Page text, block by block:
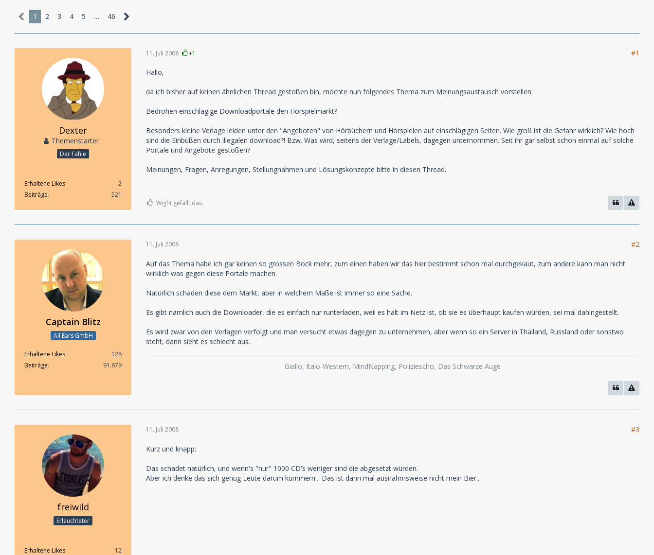
1 2 3 4 5 … 46
Dexter
Themenstarter
Der Fahle
Erhaltene Likes
2
Beiträge
521
11. Juli 2008 +1 #1
Hallo,
da ich bisher auf keinen ähnlichen Thread gestoßen bin, möchte nun folgendes Thema zum Meinungsaustausch vorstellen:
Bedrohen einschlägige Downloadportale den Hörspielmarkt?
Besonders kleine Verlage leiden unter den "Angeboten" von Hörbüchern und Hörspielen auf einschlägigen Seiten. Wie groß ist die Gefahr wirklich? Wie hoch
sind die Einbußen durch illegalen download?! Bzw. Was wird, seitens der Verlage/Labels, dagegen unternommen. Seit ihr gar selbst schon einmal auf solche
Portale und Angebote gestoßen?
Meinungen, Fragen, Anregungen, Stellungnahmen und Lösungskonzepte bitte in diesen Thread.
Wight gefällt das.
Captain Blitz
All Ears GmbH
Erhaltene Likes
128
Beiträge
91.679
11. Juli 2008 #2
Auf das Thema habe ich gar keinen so grossen Bock mehr, zum einen haben wir das hier bestimmt schon mal durchgekaut, zum andere kann man nicht
wirklich was gegen diese Portale machen.
Natürlich schaden diese dem Markt, aber in welchem Maße ist immer so eine Sache.
Es gibt nämlich auch die Downloader, die es einfach nur runterladen, weil es halt im Netz ist, ob sie es überhaupt kaufen würden, sei mal dahingestellt.
Es wird zwar von den Verlagen verfolgt und man versucht etwas dagegen zu unternehmen, aber wenn so ein Server in Thailand, Russland oder sonstwo
steht, dann sieht es schlecht aus.
Giallo, Italo-Western, MindNapping, Poliziescho, Das Schwarze Auge
freiwild
Erleuchteter
Erhaltene Likes
12
11. Juli 2008 #3
Kurz und knapp:
Das schadet natürlich, und wenn's "nur" 1000 CD's weniger sind die abgesetzt würden.
Aber ich denke das sich genug Leute darum kümmern... Das ist dann mal ausnahmsweise nicht mein Bier...